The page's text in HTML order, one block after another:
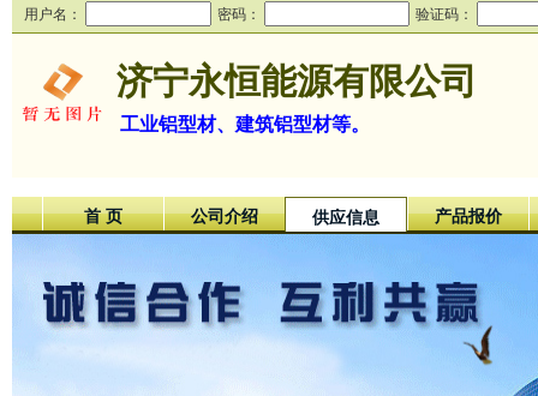
用户名： 密码： 验证码：
济宁永恒能源有限公司
工业铝型材、建筑铝型材等。
首 页 公司介绍 供应信息 产品报价